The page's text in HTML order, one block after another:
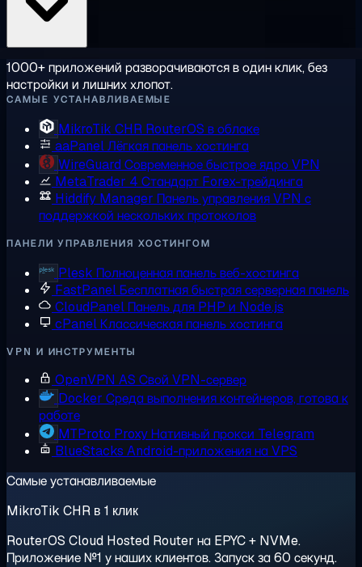
1000+ приложений разворачиваются в один клик, без
настройки и лишних хлопот.
САМЫЕ УСТАНАВЛИВАЕМЫЕ
MikroTik CHR RouterOS в облаке
aaPanelЛёгкая панель хостинга
WireGuard Современное быстрое ядро VPN
MetaTrader 4 Стандарт Forex-трейдинга
Hiddify Manager Панель управления VPN с
поддержкой нескольких протоколов
ПАНЕЛИ УПРАВЛЕНИЯ ХОСТИНГОМ
Plesk Полноценная панель веб-хостинга
FastPanelБесплатная быстрая серверная панель
CloudPanel Панель для PHP и Node.js
cPanelКлассическая панель хостинга
VPN И ИНСТРУМЕНТЫ
OpenVPN AS Свой VPN-сервер
Docker Среда выполнения контейнеров, готова к
работе
MTProto ProxyНативный прокси Telegram
BlueStacks Android-приложения на VPS
Самые устанавливаемые
MikroTik CHR в 1 клик
RouterOS Cloud Hosted Router на EPYC + NVMe.
Приложение №1 у наших клиентов. Запуск за 60 секунд.